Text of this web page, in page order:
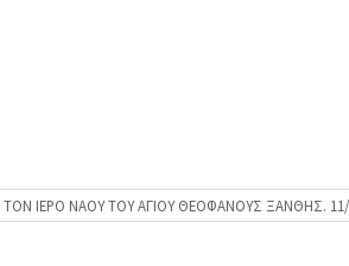
ΤΟΝ ΙΕΡΟ ΝΑΟΥ ΤΟΥ ΑΓΙΟΥ ΘΕΟΦΑΝΟΥΣ ΞΑΝΘΗΣ. 11/